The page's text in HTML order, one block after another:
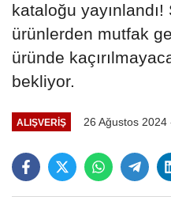
kataloğu
ürünlerden mutfak
üründe
bekliyor.
ALIŞVERIŞ 26 Ağustos 2024